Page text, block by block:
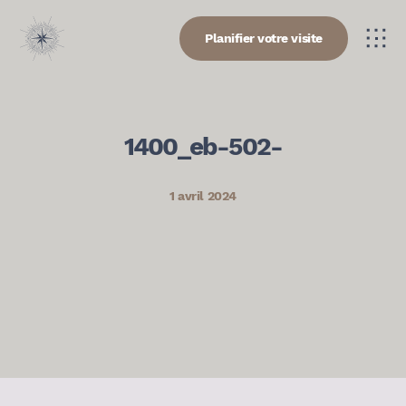
Planifier votre visite
1400_eb-502-
1 avril 2024